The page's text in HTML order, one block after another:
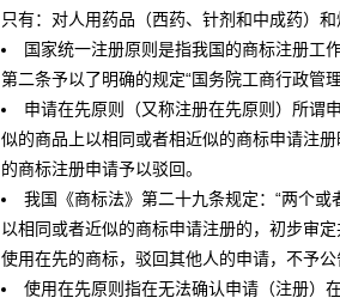
只有：对人用药品（西药、针剂和中成药）
国家统一注册原则是指我国的商标注册工
第二条予以了明确的规定“国务院工商行政管
申请在先原则（又称注册在先原则）所谓
似的商品上以相同或者相近似的商标申请注
的商标注册申请予以驳回。
我国《商标法》第二十九条规定：“两个或
以相同或者近似的商标申请注册的，初步审
使用在先的商标，驳回其他人的申请，不予公
使用在先原则指在无法确认申请（注册）